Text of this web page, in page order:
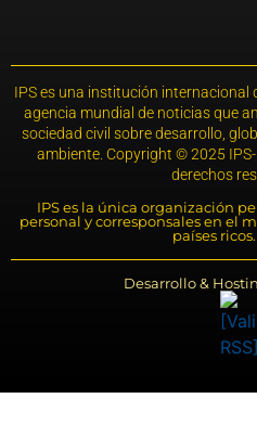
IPS es una institución internacional
agencia mundial de noticias que
sociedad civil sobre desarrollo,
ambiente. Copyright © 2025
derechos
IPS es la única organización
personal y corresponsales en el
países
Desarrollo &